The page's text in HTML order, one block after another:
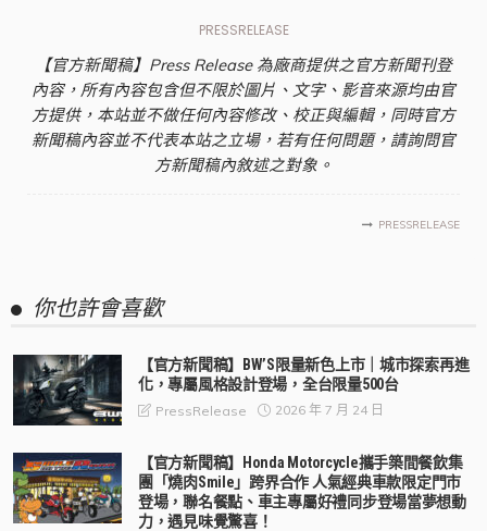
PRESSRELEASE
【官方新聞稿】Press Release 為廠商提供之官方新聞刊登
內容，所有內容包含但不限於圖片、文字、影音來源均由官
方提供，本站並不做任何內容修改、校正與編輯，同時官方
新聞稿內容並不代表本站之立場，若有任何問題，請詢問官
方新聞稿內敘述之對象。
PRESSRELEASE
你也許會喜歡
【官方新聞稿】BW’S限量新色上市｜城市探索再進
化，專屬風格設計登場，全台限量500台
PressRelease 2026 年 7 月 24 日
【官方新聞稿】Honda Motorcycle攜手築間餐飲集
團「燒肉Smile」跨界合作 人氣經典車款限定門市
登場，聯名餐點、車主專屬好禮同步登場當夢想動
力，遇見味覺驚喜！